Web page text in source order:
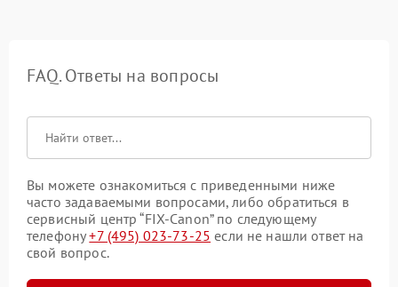
FAQ. Ответы на вопросы
Вы можете ознакомиться с приведенными ниже
часто задаваемыми вопросами, либо обратиться в
сервисный центр “FIX-Canon” по следующему
телефону+7 (495) 023-73-25 если не нашли ответ на
свой вопрос.